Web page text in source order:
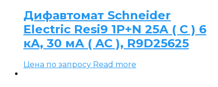
Дифавтомат Schneider
Electric Resi9 1P+N 25А ( C ) 6
кА, 30 мА ( AC ), R9D25625
Цена по запросу Read more